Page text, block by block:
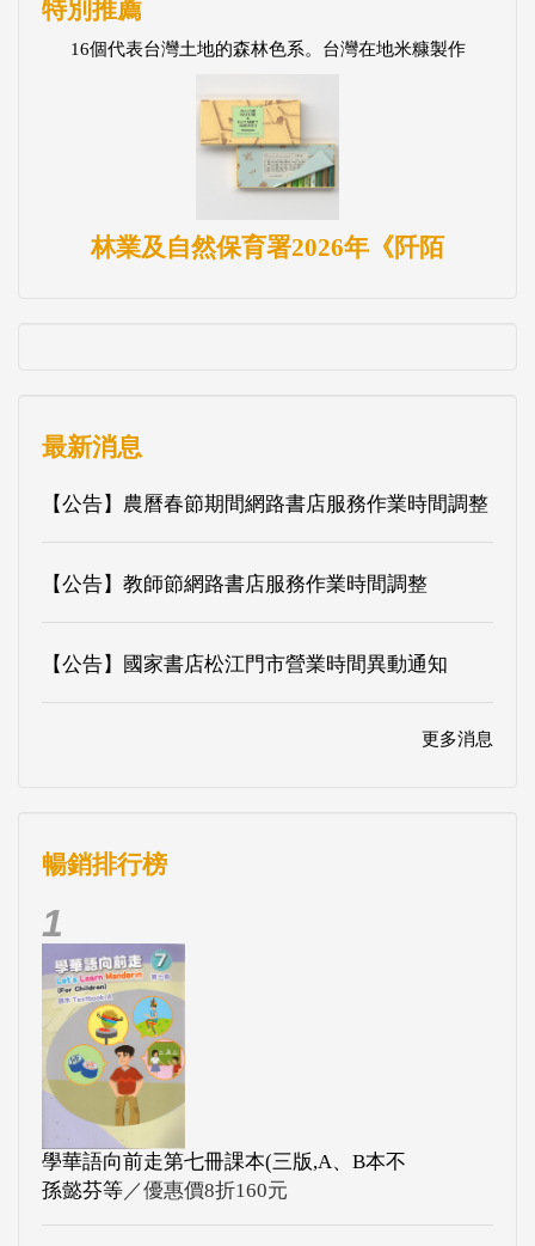
特別推薦
16個代表台灣土地的森林色系。台灣在地米糠製作
林業及自然保育署2026年《阡陌
最新消息
【公告】農曆春節期間網路書店服務作業時間調整
【公告】教師節網路書店服務作業時間調整
【公告】國家書店松江門市營業時間異動通知
更多消息
暢銷排行榜
1
學華語向前走第七冊課本(三版,A、B本不
孫懿芬等／優惠價8折160元